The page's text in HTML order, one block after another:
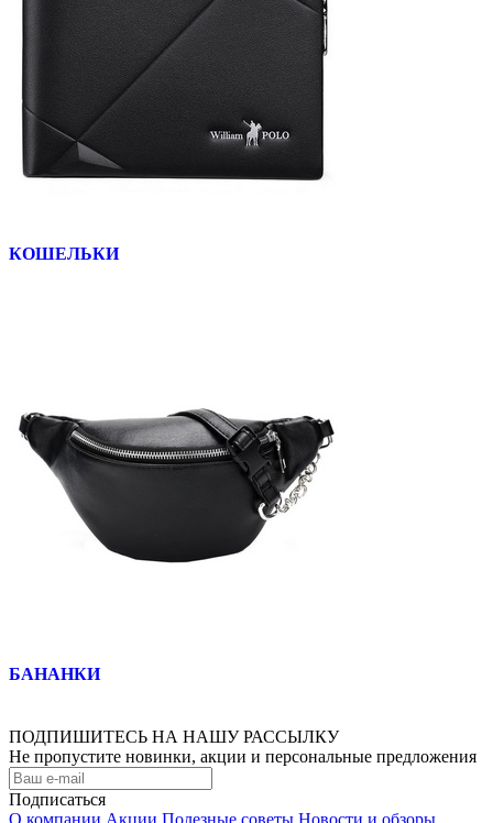
КОШЕЛЬКИ
БАНАНКИ
ПОДПИШИТЕСЬ НА НАШУ РАССЫЛКУ
Не пропустите новинки, акции и персональные предложения
Подписаться
О компании Акции Полезные советы Новости и обзоры